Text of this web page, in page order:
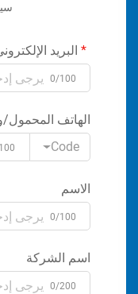
البريد
0/100
الهاتف
Code
الاسم
0/100
اسم الشركة
0/200